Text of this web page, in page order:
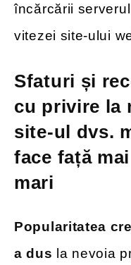
încărcării
vitezei site-ului
Sfaturi și
cu privire la
site-ul dvs.
face față
mari
Popularitatea
a dus la nevoia